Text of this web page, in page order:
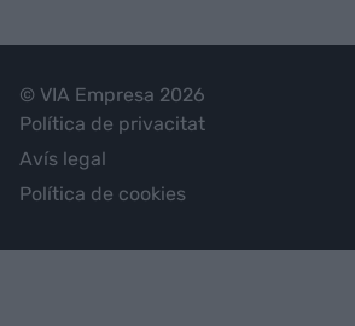
© VIA Empresa 2026
Política de privacitat
Avís legal
Política de cookies